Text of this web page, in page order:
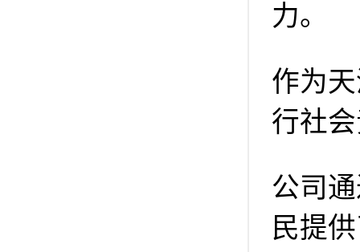
力。
作为
行社
公司
民提